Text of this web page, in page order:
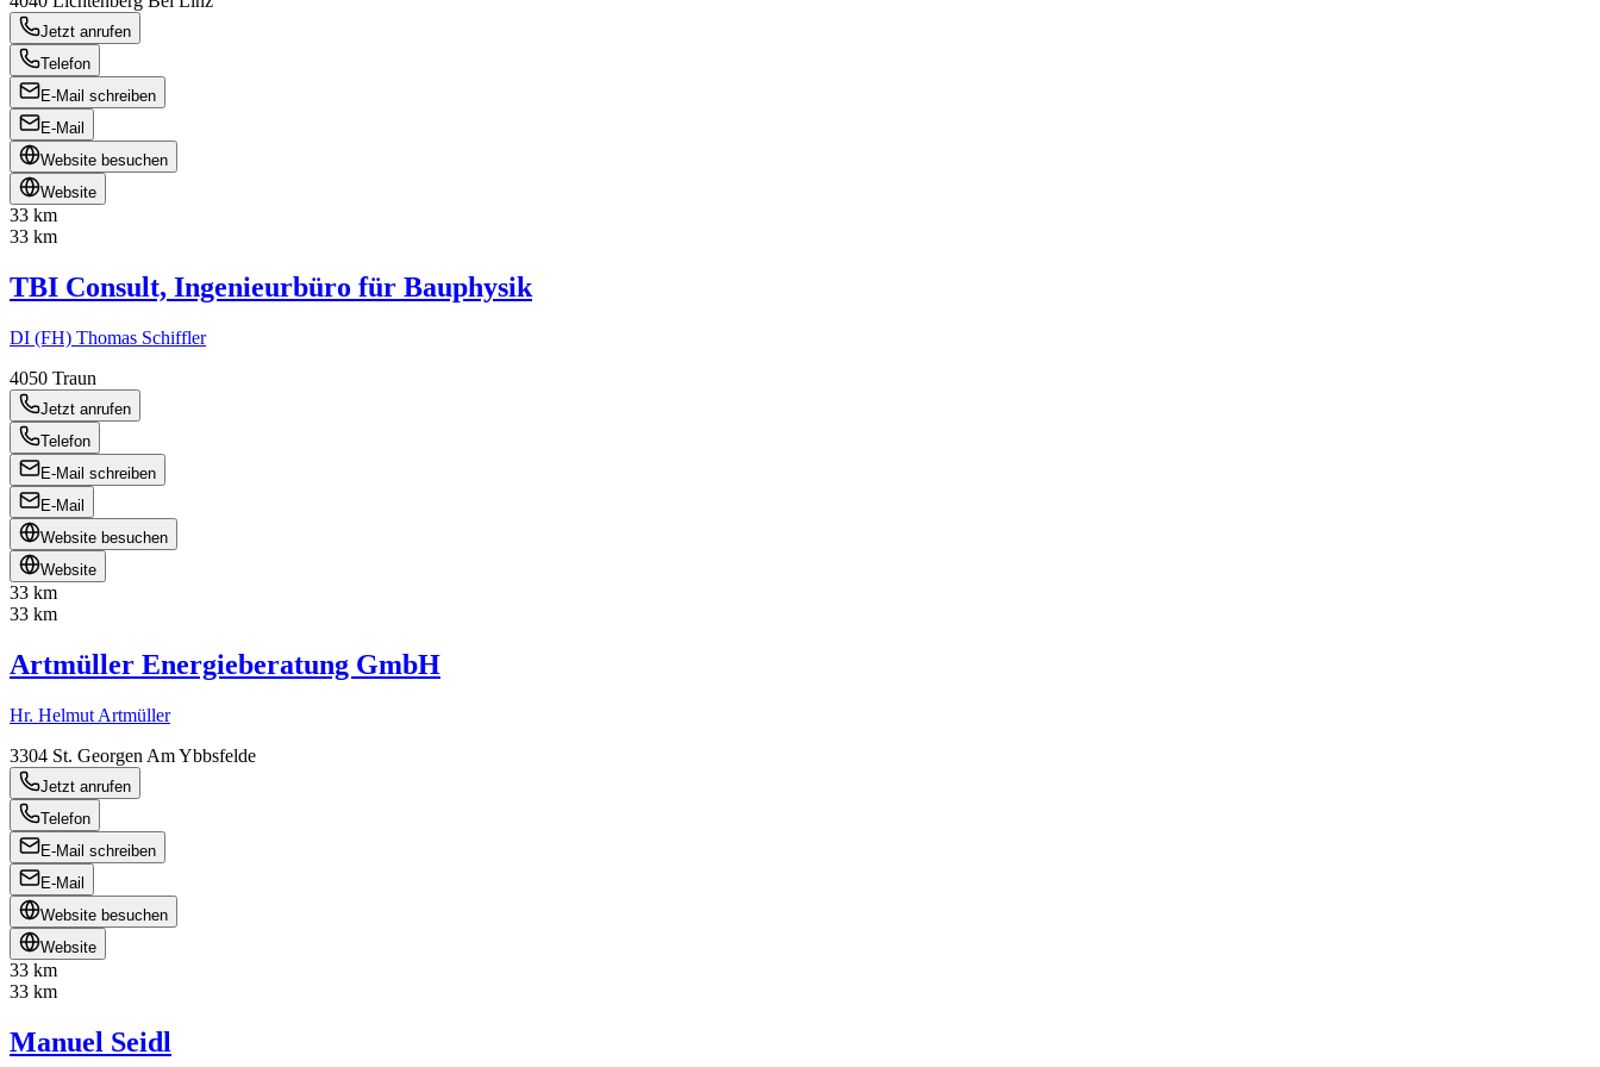
Jetzt anrufen
Telefon
E-Mail schreiben
E-Mail
Website besuchen
Website
33 km
33 km
TBI Consult, Ingenieurbüro für Bauphysik
DI (FH) Thomas Schiffler
4050 Traun
Jetzt anrufen
Telefon
E-Mail schreiben
E-Mail
Website besuchen
Website
33 km
33 km
Artmüller Energieberatung GmbH
Hr. Helmut Artmüller
3304 St. Georgen Am Ybbsfelde
Jetzt anrufen
Telefon
E-Mail schreiben
E-Mail
Website besuchen
Website
33 km
33 km
Manuel Seidl